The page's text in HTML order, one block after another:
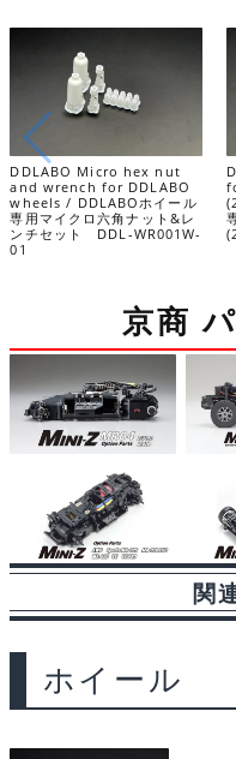
DDLABO Micro hex nut
and wrench for DDLABO
wheels / DDLABOホイール
専用マイクロ六角ナット&レ
ンチセット DDL-WR001W-
01
京商
関
ホイール